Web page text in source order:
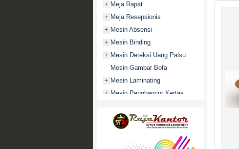
+ Meja Rapat
+ Meja Resepsionis
+ Mesin Absensi
+ Mesin Binding
+ Mesin Deteksi Uang Palsu
Mesin Gambar Bofa
+ Mesin Laminating
+ Mesin Penghancur Kertas
Mobile File / Roll O Pack
Movitex
Paper Cutter